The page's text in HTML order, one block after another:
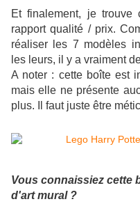
Et finalement, je trouve
rapport qualité / prix.
réaliser les 7 modèles
les leurs, il y a vraiment
A noter : cette boîte est
mais elle ne présente
plus. Il faut juste être
Vous connaissiez cette
d'art mural ?